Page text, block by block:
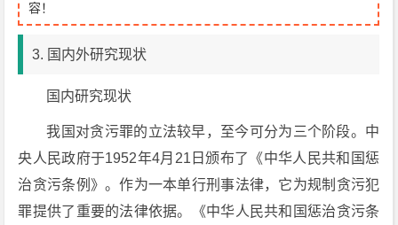
容！
3. 国内外研究现状
国内研究现状
我国对贪污罪的立法较早，至今可分为三个阶段。中
央人民政府于1952年4月21日颁布了《中华人民共和国惩
治贪污条例》。作为一本单行刑事法律，它为规制贪污犯
罪提供了重要的法律依据。《中华人民共和国惩治贪污条